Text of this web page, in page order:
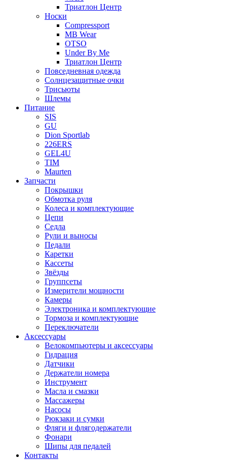
Триатлон Центр
Носки
Compressport
MB Wear
OTSO
Under By Me
Триатлон Центр
Повседневная одежда
Солнцезащитные очки
Трисьюты
Шлемы
Питание
SIS
GU
Dion Sportlab
226ERS
GEL4U
TIM
Maurten
Запчасти
Покрышки
Обмотка руля
Колеса и комплектующие
Цепи
Седла
Рули и выносы
Педали
Каретки
Кассеты
Звёзды
Группсеты
Измерители мощности
Камеры
Электроника и комплектующие
Тормоза и комплектующие
Переключатели
Аксессуары
Велокомпьютеры и аксессуары
Гидрация
Датчики
Держатели номера
Инструмент
Масла и смазки
Массажеры
Насосы
Рюкзаки и сумки
Фляги и флягодержатели
Фонари
Шипы для педалей
Контакты